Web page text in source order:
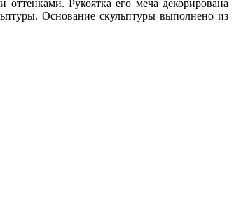
Рукоятка его меча декорирована
Основание скульптуры выполнено из